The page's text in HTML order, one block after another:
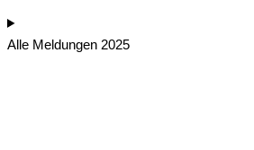
Alle Meldungen 2025